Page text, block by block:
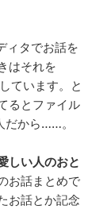
ィタでお話を
はそれを
ています。と
るとファイル
だから……。
しい人のおと
お話まとめで
お話とか記念